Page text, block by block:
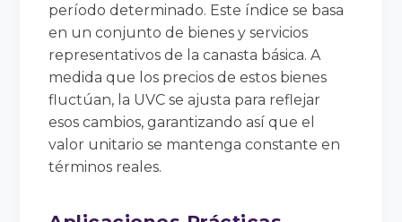
período determinado. Este índice se basa
en un conjunto de bienes y servicios
representativos de la canasta básica. A
medida que los precios de estos bienes
fluctúan, la UVC se ajusta para reflejar
esos cambios, garantizando así que el
valor unitario se mantenga constante en
términos reales.